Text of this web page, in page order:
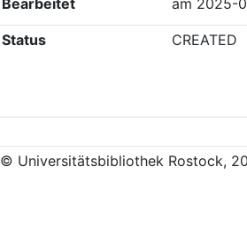
Bearbeitet am 2025-
Status CREATED
© Universitätsbibliothek Rostock,